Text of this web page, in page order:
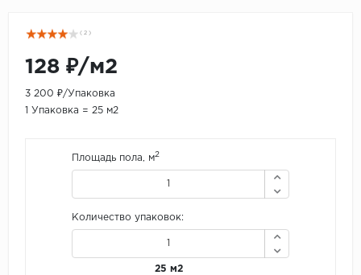
( 2 )
128 ₽/м2
3 200 ₽/Упаковка
1 Упаковка = 25 м2
Площадь пола, м2
Количество упаковок:
25 м2